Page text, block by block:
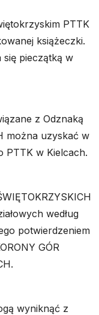
PTTK
książeczki.
pieczątką w
z Odznaką
można uzyskać w
PTTK w Kielcach.
według
potwierdzeniem
GÓR
wyniknąć z